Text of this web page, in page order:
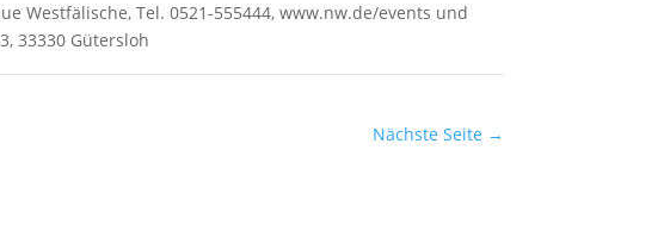
Westfälische, Tel. 0521-555444, www.nw.de/events und
33330 Gütersloh
Nächste Seite →